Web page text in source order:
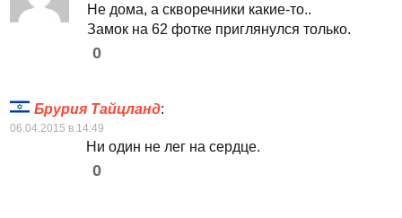
Не дома, а скворечники какие-то..
Замок на 62 фотке приглянулся только.
0
Брурия Тайцланд:
06.04.2015 в 14:49
Ни один не лег на сердце.
0